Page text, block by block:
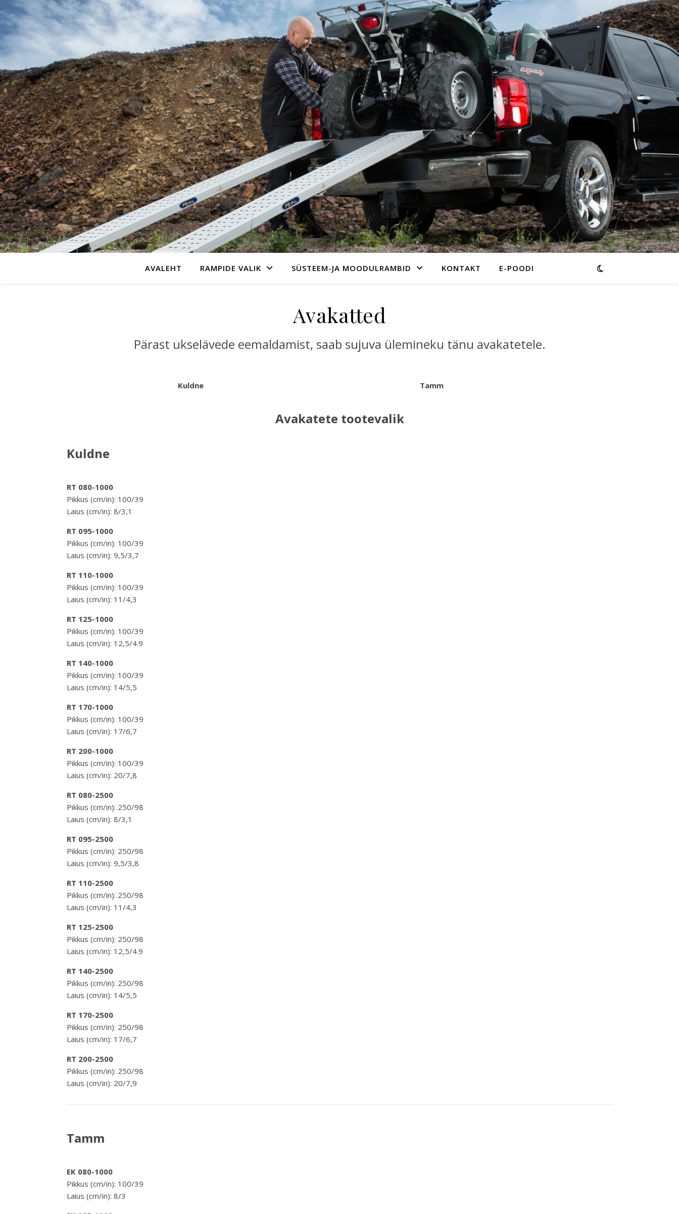
AVALEHT RAMPIDE VALIK SÜSTEEM-JA MOODULRAMBID KONTAKT E-POODI
Avakatted
Pärast ukselävede eemaldamist, saab sujuva ülemineku tänu avakatetele.
Kuldne Tamm
Avakatete tootevalik
Kuldne
RT 080-1000
Pikkus (cm/in): 100/39
Laius (cm/in): 8/3,1
RT 095-1000
Pikkus (cm/in): 100/39
Laius (cm/in): 9,5/3,7
RT 110-1000
Pikkus (cm/in): 100/39
Laius (cm/in): 11/4,3
RT 125-1000
Pikkus (cm/in): 100/39
Laius (cm/in): 12,5/4.9
RT 140-1000
Pikkus (cm/in): 100/39
Laius (cm/in): 14/5,5
RT 170-1000
Pikkus (cm/in): 100/39
Laius (cm/in): 17/6,7
RT 200-1000
Pikkus (cm/in): 100/39
Laius (cm/in): 20/7,8
RT 080-2500
Pikkus (cm/in): 250/98
Laius (cm/in): 8/3,1
RT 095-2500
Pikkus (cm/in): 250/98
Laius (cm/in): 9,5/3,8
RT 110-2500
Pikkus (cm/in): 250/98
Laius (cm/in): 11/4,3
RT 125-2500
Pikkus (cm/in): 250/98
Laius (cm/in): 12,5/4.9
RT 140-2500
Pikkus (cm/in): 250/98
Laius (cm/in): 14/5,5
RT 170-2500
Pikkus (cm/in): 250/98
Laius (cm/in): 17/6,7
RT 200-2500
Pikkus (cm/in): 250/98
Laius (cm/in): 20/7,9
Tamm
EK 080-1000
Pikkus (cm/in): 100/39
Laius (cm/in): 8/3